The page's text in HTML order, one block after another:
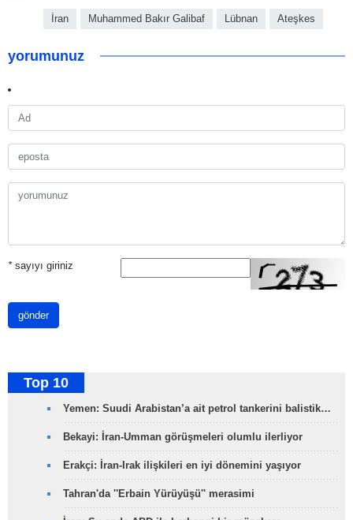
İran Muhammed Bakır Galibaf Lübnan Ateşkes
yorumunuz
*sayıyı giriniz
gönder
Top 10
Yemen: Suudi Arabistan’a ait petrol tankerini balistik…
Bekayi: İran-Umman görüşmeleri olumlu ilerliyor
Erakçi: İran-Irak ilişkileri en iyi dönemini yaşıyor
Tahran'da ''Erbain Yürüyüşü'' merasimi